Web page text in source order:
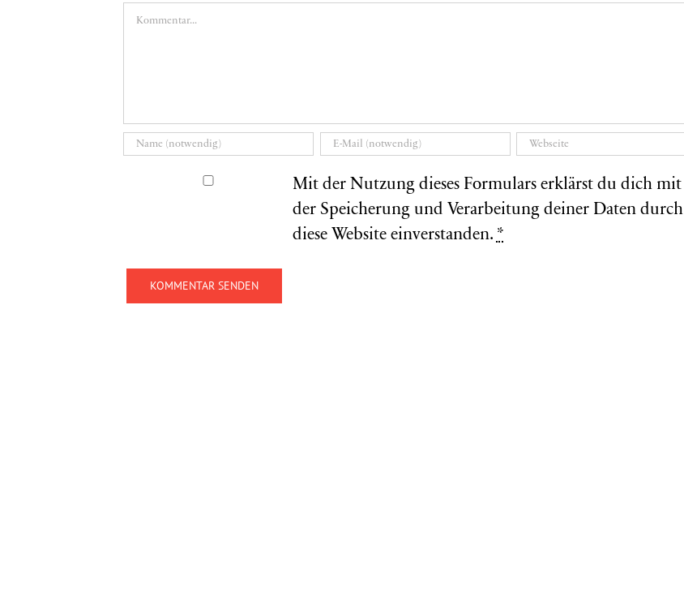
Kommentar
Mit der Nutzung dieses Formulars erklärst du dich mit
der Speicherung und Verarbeitung deiner Daten durch
diese Website einverstanden. *